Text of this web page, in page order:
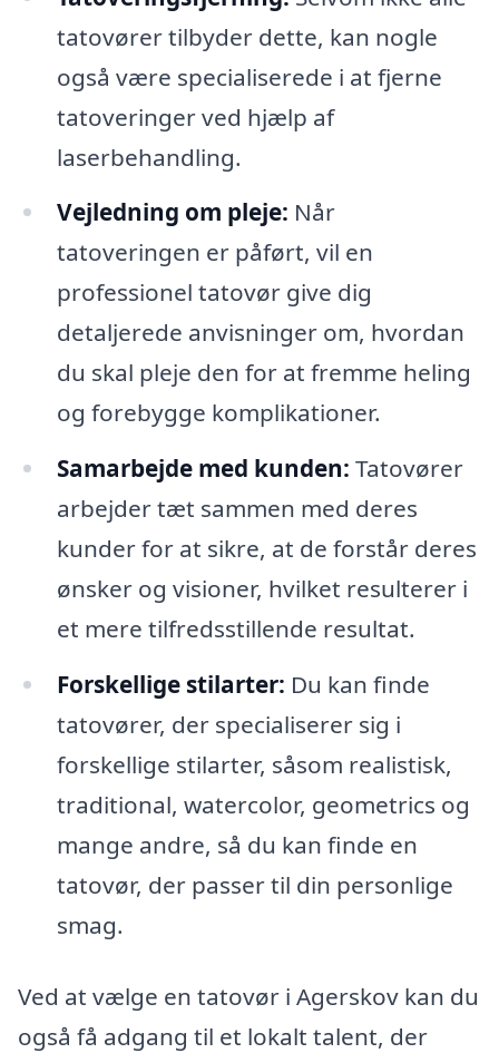
tatovører tilbyder dette, kan nogle
også være specialiserede i at fjerne
tatoveringer ved hjælp af
laserbehandling.
Vejledning om pleje: Når
tatoveringen er påført, vil en
professionel tatovør give dig
detaljerede anvisninger om, hvordan
du skal pleje den for at fremme heling
og forebygge komplikationer.
Samarbejde med kunden: Tatovører
arbejder tæt sammen med deres
kunder for at sikre, at de forstår deres
ønsker og visioner, hvilket resulterer i
et mere tilfredsstillende resultat.
Forskellige stilarter: Du kan finde
tatovører, der specialiserer sig i
forskellige stilarter, såsom realistisk,
traditional, watercolor, geometrics og
mange andre, så du kan finde en
tatovør, der passer til din personlige
smag.
Ved at vælge en tatovør i Agerskov kan du
også få adgang til et lokalt talent, der